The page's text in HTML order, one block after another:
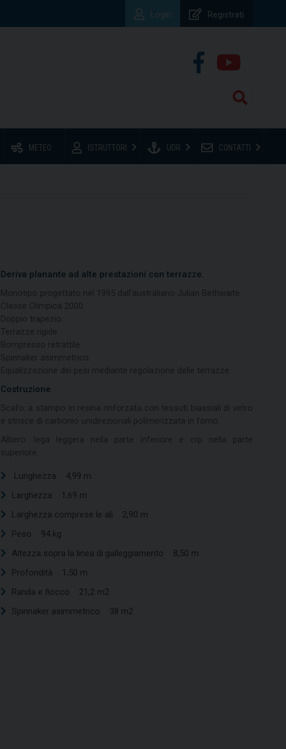
Registrati
Login
METEO ISTRUTTORI UDR CONTATTI
Deriva planante ad alte prestazioni con terrazze.
Costruzione
Lunghezza 4,99 m
Larghezza 1,69 m
Larghezza comprese le ali 2,90 m
Peso 94 kg
Altezza sopra la linea di galleggiamento 8,50 m
Profondità 1,50 m
Randa e fiocco 21,2 m2
Spinnaker asimmetrico 38 m2